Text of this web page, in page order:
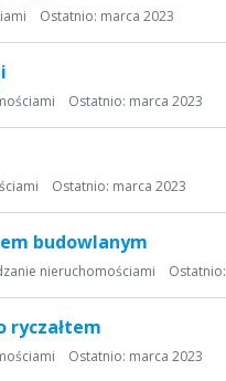
Ostatnio: marca 2023
Ostatnio: marca 2023
Ostatnio: marca 2023
budowlanym
Ostatnio:
nieruchomościami
ryczałtem
Ostatnio: marca 2023